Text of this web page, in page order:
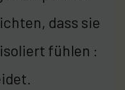
dass sie
fühlen :